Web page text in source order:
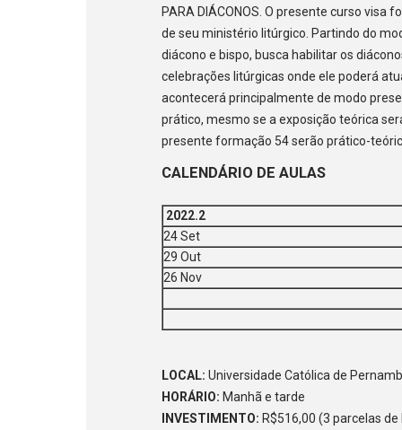
PARA DIÁCONOS. O presente curso
de seu ministério litúrgico. Partindo do
diácono e bispo, busca habilitar os
celebrações litúrgicas onde ele poderá
acontecerá principalmente de modo
prático, mesmo se a exposição teórica
presente formação 54 serão prático-
CALENDÁRIO DE AULAS
2022.2
24 Set
29 Out
26 Nov
LOCAL: Universidade Católica de
HORÁRIO: Manhã e tarde
INVESTIMENTO: R$516,00 (3 parcelas